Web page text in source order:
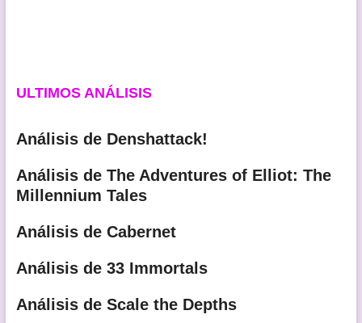
ULTIMOS ANÁLISIS
Análisis de Denshattack!
Análisis de The Adventures of Elliot: The
Millennium Tales
Análisis de Cabernet
Análisis de 33 Immortals
Análisis de Scale the Depths